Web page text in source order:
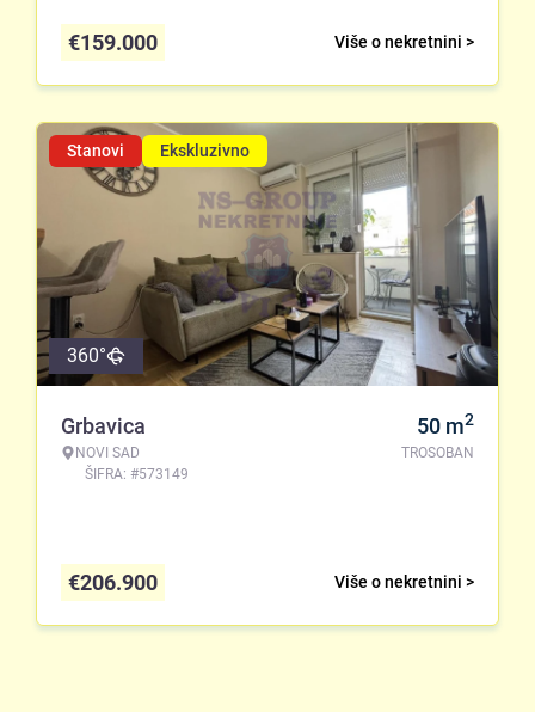
Više o nekretnini >
€159.000
Stanovi Ekskluzivno
360°
Grbavica
NOVI SAD
ŠIFRA: #573149
50 m2
TROSOBAN
Više o nekretnini >
€206.900